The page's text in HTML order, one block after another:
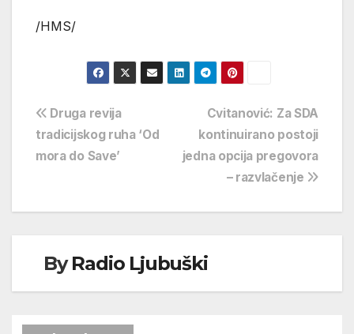
/HMS/
Navigacija
objava
Cvitanović: Za SDA
kontinuirano postoji
jedna opcija pregovora
– razvlačenje
Druga revija
tradicijskog ruha ‘Od
mora do Save’
ByRadio Ljubuški